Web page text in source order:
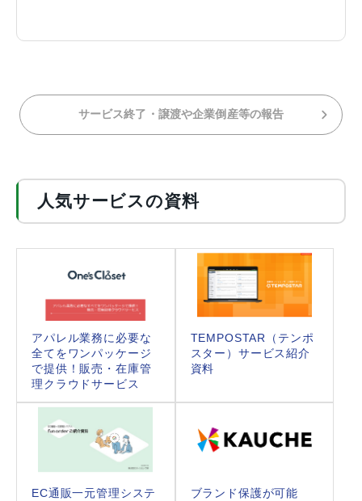
サービス終了・譲渡や企業倒産等の報告
人気サービスの資料
アパレル業務に必要な
全てをワンパッケージ
で提供！販売・在庫管
理クラウドサービス
TEMPOSTAR（テンポ
スター）サービス紹介
資料
EC通販一元管理システ
ブランド保護が可能